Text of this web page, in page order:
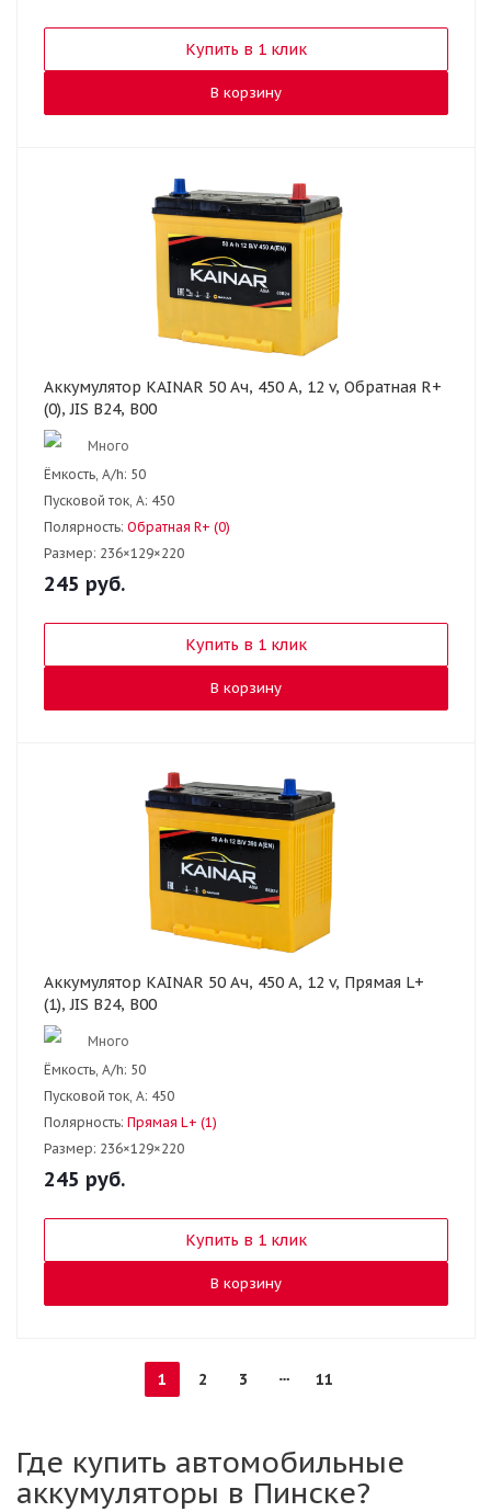
Купить в 1 клик
В корзину
Аккумулятор KAINAR 50 Ач, 450 А, 12 v, Обратная R+
(0), JIS B24, B00
Много
Ёмкость, A/h: 50
Пусковой ток, А: 450
Полярность: Обратная R+ (0)
Размер: 236×129×220
245 руб.
Купить в 1 клик
В корзину
Аккумулятор KAINAR 50 Ач, 450 А, 12 v, Прямая L+
(1), JIS B24, B00
Много
Ёмкость, A/h: 50
Пусковой ток, А: 450
Полярность: Прямая L+ (1)
Размер: 236×129×220
245 руб.
Купить в 1 клик
В корзину
1 2 3 11
Где купить автомобильные
аккумуляторы в Пинске?